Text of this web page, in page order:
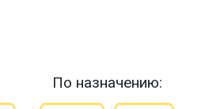
По назначению: